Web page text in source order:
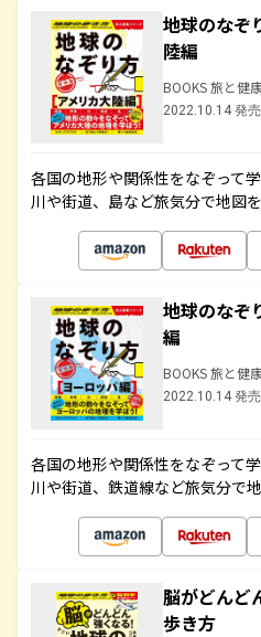
地球のな
陸編
BOOKS 旅と健
2022.10.14 発売
各国の地形や関係性をなぞって
川や街道、島など旅気分で地図
地球のな
編
BOOKS 旅と健
2022.10.14 発売
各国の地形や関係性をなぞって
川や街道、鉄道線など旅気分で
脳がどんど
歩き方